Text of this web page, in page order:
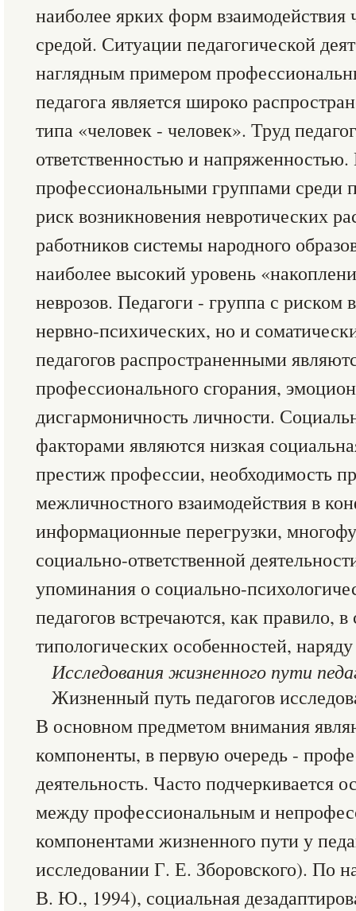
наиболее ярких форм взаимодействия
средой. Ситуации педагогической
наглядным примером
педагога является широко
типа «человек - человек». Труд
ответственностью и
профессиональными группами среди
риск возникновения невротических
работников системы народного
наиболее высокий уровень
неврозов. Педагоги - группа с риском
нервно-психических, но и
педагогов распространенными
профессионального сгорания,
дисгармоничность личности.
факторами являются низкая
престиж профессии, необходимость
межличностного взаимодействия в
информационные перегрузки,
социально-ответственной
упоминания о социально-
педагогов встречаются, как правило,
типологических особенностей,
Исследования жизненного пути
Жизненный путь педагогов
В основном предметом внимания
компоненты, в первую очередь -
деятельность. Часто подчеркивается
между профессиональным и
компонентами жизненного пути у
исследовании Г. Е. Зборовского). По
В. Ю., 1994), социальная